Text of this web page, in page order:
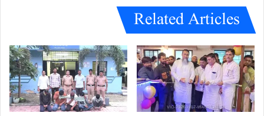
Related Articles